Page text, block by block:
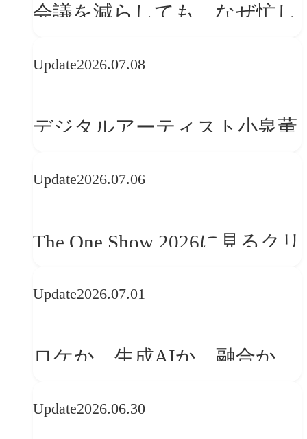
会議を減らしても、なぜ忙し
Update2026.07.08
デジタルアーティスト小泉薫
ークフロー設計と「ノイズと
Update2026.07.06
The One Show 2026に見るクリ
との接点を、ブランドらしい
Update2026.07.01
ロケか、生成AIか、融合か
おける「意思決定」のルール
Update2026.06.30